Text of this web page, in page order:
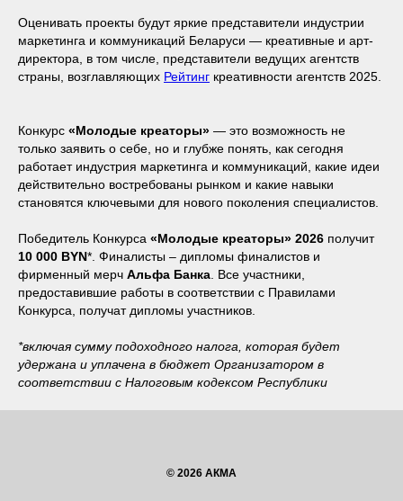
Оценивать проекты будут яркие представители индустрии
маркетинга и коммуникаций Беларуси — креативные и арт-
директора, в том числе, представители ведущих агентств
страны, возглавляющих Рейтинг креативности агентств 2025.
Конкурс «Молодые креаторы» — это возможность не
только заявить о себе, но и глубже понять, как сегодня
работает индустрия маркетинга и коммуникаций, какие идеи
действительно востребованы рынком и какие навыки
становятся ключевыми для нового поколения специалистов.
Победитель Конкурса «Молодые креаторы» 2026 получит
10 000 BYN*. Финалисты – дипломы финалистов и
фирменный мерч Альфа Банка . Все участники,
предоставившие работы в соответствии с Правилами
Конкурса, получат дипломы участников.
*включая сумму подоходного налога, которая будет
удержана и уплачена в бюджет Организатором в
соответствии с Налоговым кодексом Республики
© 2026 АКМА